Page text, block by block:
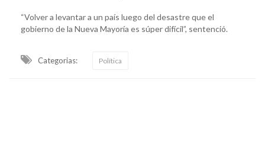
“Volver a levantar a un país luego del desastre que el
gobierno de la Nueva Mayoría es súper difícil”, sentenció.
Categorias: Política